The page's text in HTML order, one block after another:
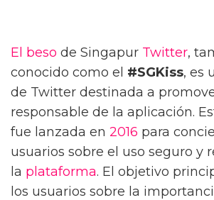
El beso de Singapur Twitter,
conocido como el #SGKiss, es
de Twitter destinada a
responsable de la aplicación.
fue lanzada en 2016 para
usuarios sobre el uso seguro y
la plataforma. El objetivo
los usuarios sobre la